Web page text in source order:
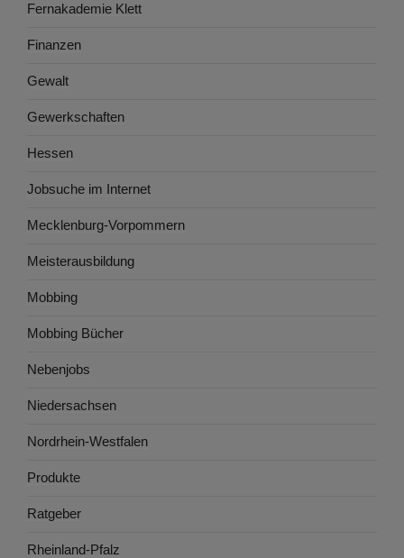
Fernakademie Klett
Finanzen
Gewalt
Gewerkschaften
Hessen
Jobsuche im Internet
Mecklenburg-Vorpommern
Meisterausbildung
Mobbing
Mobbing Bücher
Nebenjobs
Niedersachsen
Nordrhein-Westfalen
Produkte
Ratgeber
Rheinland-Pfalz